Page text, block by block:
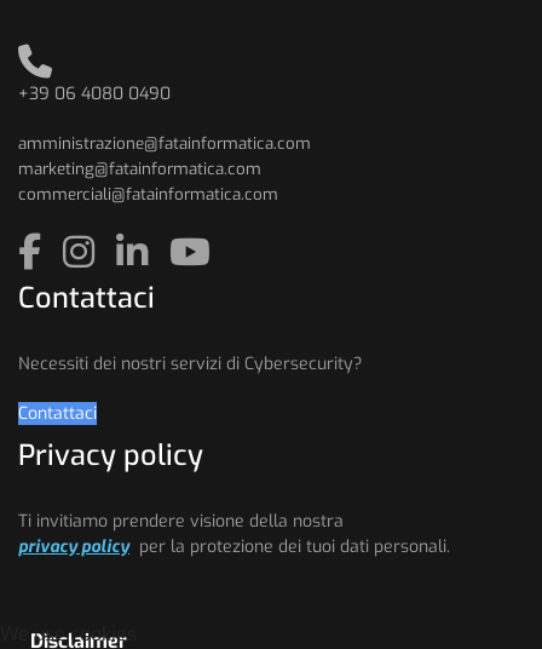
+39 06 4080 0490
amministrazione@fatainformatica.com
marketing@fatainformatica.com
commerciali@fatainformatica.com
Contattaci
Necessiti dei nostri servizi di Cybersecurity?
Contattaci
Privacy policy
Ti invitiamo prendere visione della nostra
privacy policyper la protezione dei tuoi dati personali.
Disclaimer
We use cookies